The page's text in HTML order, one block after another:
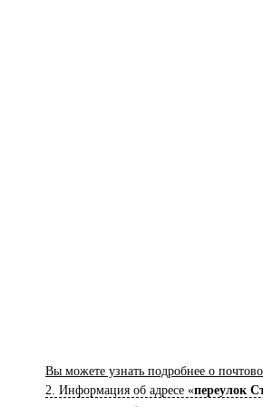
Вы можете узнать подробнее о
2. Информация об адресе «переулок